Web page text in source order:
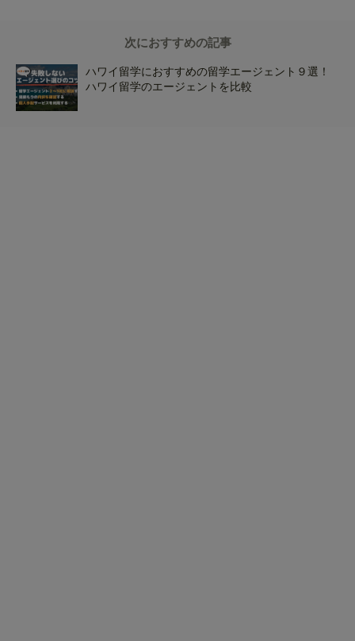
次におすすめの記事
ハワイ留学におすすめの留学エージェント９選！
ハワイ留学のエージェントを比較